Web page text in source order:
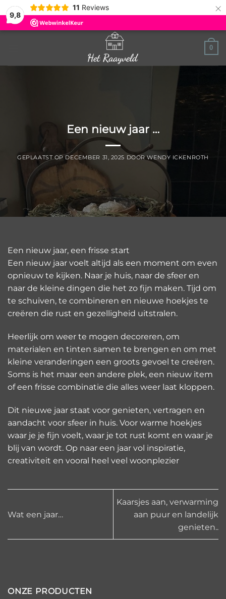
9,8
11 Reviews ×
0
Een nieuw jaar …
GEPLAATST OPDECEMBER 31, 2025 DOORWENDY ICKENROTH
Een nieuw jaar, een frisse start
Een nieuw jaar voelt altijd als een moment om even
opnieuw te kijken. Naar je huis, naar de sfeer en
naar de kleine dingen die het zo fijn maken. Tijd om
te schuiven, te combineren en nieuwe hoekjes te
creëren die rust en gezelligheid uitstralen.
Heerlijk om weer te mogen decoreren, om
materialen en tinten samen te brengen en om met
kleine veranderingen een groots gevoel te creëren.
Soms is het maar een andere plek, een nieuw item
of een frisse combinatie die alles weer laat kloppen.
Dit nieuwe jaar staat voor genieten, vertragen en
aandacht voor sfeer in huis. Voor warme hoekjes
waar je je fijn voelt, waar je tot rust komt en waar je
blij van wordt. Op naar een jaar vol inspiratie,
creativiteit en vooral heel veel woonplezier
Wat een jaar…
Kaarsjes aan, verwarming
aan puur en landelijk
genieten..
ONZE PRODUCTEN